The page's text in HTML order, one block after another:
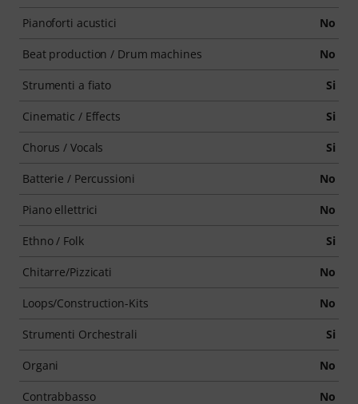
Pianoforti acustici No
Beat production / Drum machines No
Strumenti a fiato Si
Cinematic / Effects Si
Chorus / Vocals Si
Batterie / Percussioni No
Piano ellettrici No
Ethno / Folk Si
Chitarre/Pizzicati No
Loops/Construction-Kits No
Strumenti Orchestrali Si
Organi No
Contrabbasso No